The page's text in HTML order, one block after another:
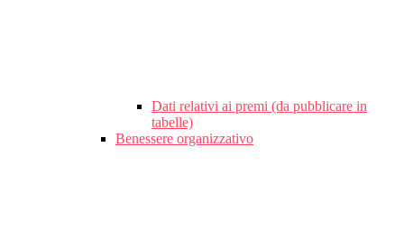
Dati relativi ai premi (da pubblicare in
tabelle)
Benessere organizzativo